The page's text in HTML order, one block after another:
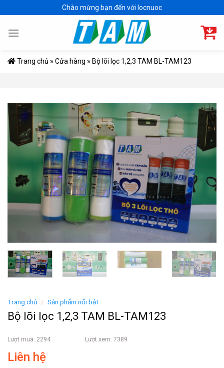
to
content
Chào mừng bạn đến với locnuoc
Trang chủ » Cửa hàng » Bộ lõi lọc 1,2,3 TAM BL-TAM123
Trang chủ / Sản phẩm nổi bật
Bộ lõi lọc 1,2,3 TAM BL-TAM123
Lượt mua: 2294 Lượt xem: 7389
Liên hệ